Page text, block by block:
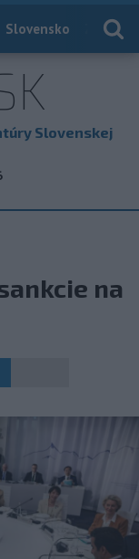
Slovensko
Slovenskej
na